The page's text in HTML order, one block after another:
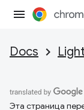
Docs
Эта страница